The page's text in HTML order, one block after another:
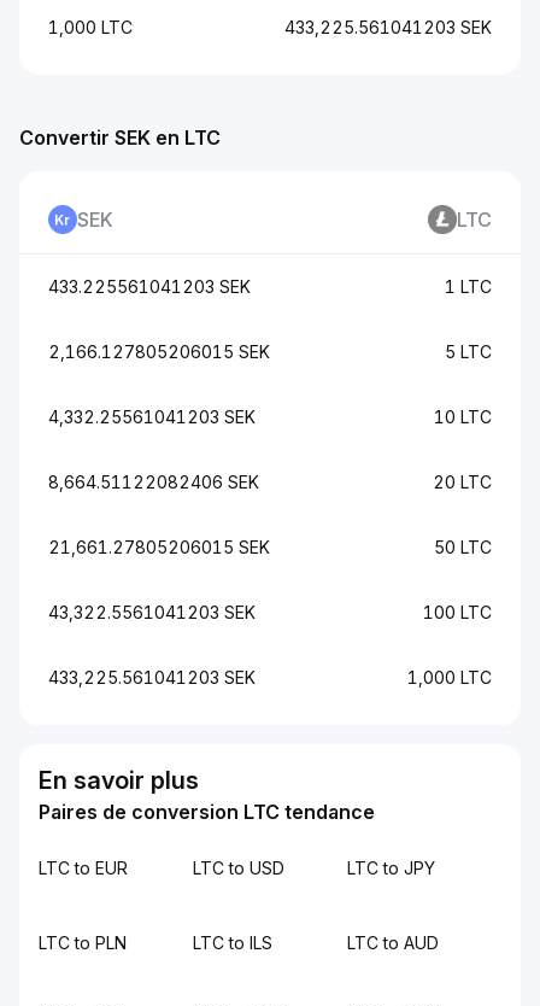
1,000 LTC 433,225.561041203 SEK
Convertir SEK en LTC
SEK LTC
433.225561041203 SEK 1 LTC
2,166.127805206015 SEK 5 LTC
4,332.25561041203 SEK 10 LTC
8,664.51122082406 SEK 20 LTC
21,661.27805206015 SEK 50 LTC
43,322.5561041203 SEK 100 LTC
433,225.561041203 SEK 1,000 LTC
En savoir plus
Paires de conversion LTC tendance
LTC to EUR LTC to USD LTC to JPY
LTC to PLN LTC to ILS LTC to AUD